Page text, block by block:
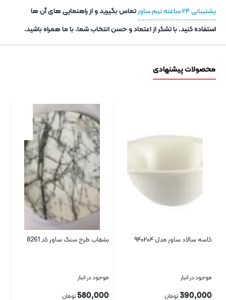
پشتیبانی ۲۴ ساعته تیم ساور
تماس بگیرید و از راهنمایی های آن ها
استفاده کنید. با تشکر از اعتماد و حسن انتخاب شما. با ما همراه باشید.
محصولات پیشنهادی
کاسه سالاد ساور مدل ۹۴۰۲۰۴
موجود در انبار
390,000 تومان
بشقاب طرح سنگ ساور کد 8261
موجود در انبار
580,000تومان